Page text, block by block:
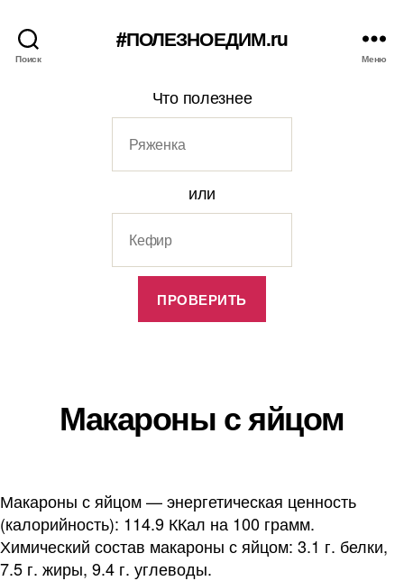
Поиск
#ПОЛЕЗНОЕДИМ.ru
Меню
Что полезнее
или
Макароны с яйцом
Макароны с яйцом — энергетическая ценность
(калорийность): 114.9 ККал на 100 грамм.
Химический состав макароны с яйцом: 3.1 г. белки,
7.5 г. жиры, 9.4 г. углеводы.